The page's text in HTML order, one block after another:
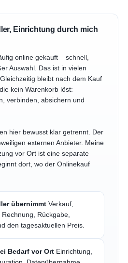
Einrichtung durch mich
online gekauft – schnell,
Auswahl. Das ist in vielen
bleibt nach dem Kauf
kein Warenkorb löst:
verbinden, absichern und
hier bewusst klar getrennt. Der
externen Anbieter. Meine
vor Ort ist eine separate
dort, wo der Onlinekauf
übernimmt Verkauf,
Rückgabe,
den tagesaktuellen Preis.
Bedarf vor Ort Einrichtung,